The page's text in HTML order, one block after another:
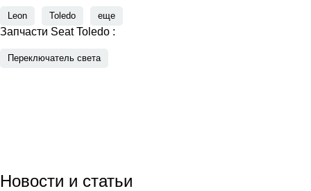
Leon Toledo еще
Запчасти Seat Toledo :
Переключатель света
Новости и статьи